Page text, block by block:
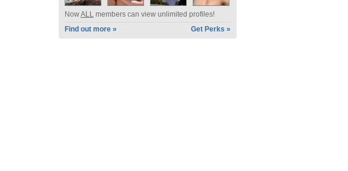
NowALL members can view unlimited profiles!
Find out more »
Get Perks »